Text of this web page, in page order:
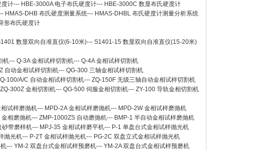
度计--- HBE-3000A 电子布氏硬度计--- HBE-3000C 数显布氏硬度计
HMAS-DHB 布氏硬度测量系统--- HMAS-DHBL 布氏硬度计测量分析系统
形布氏硬度计
数显双向自准直仪(6-10米)--- S1401-15 数显双向自准直仪(15-20米)
机--- Q-3A 金相试样切割机--- Q-4A 金相试样切割机
自动金相试样切割机--- QG-300 三轴金相试样切割机
100/A/C 自动金相试样切割机--- ZQ-150F 无级三轴自动金相试样切割机
ZQ-300Z 金相切割机--- QG-500 伺服金相切割机--- ZY-100 导轨金相切割机
试样磨抛机--- MPD-2A 金相试样磨抛机--- MPD-2W 金相试样磨抛机
金相磨抛机--- ZMP-1000ZS 自动磨抛机--- BMP-1 半自动金相试样磨抛机
砂带磨样机--- MPJ-35 金相试样磨平机--- P-1 单盘台式金相试样抛光机
抛光机--- P-2T 金相试样抛光机--- PG-2C 双盘立式金相试样抛光机
--- YM-2 双盘台式金相试样预磨机--- YM-2A 双盘台式金相试样预磨机